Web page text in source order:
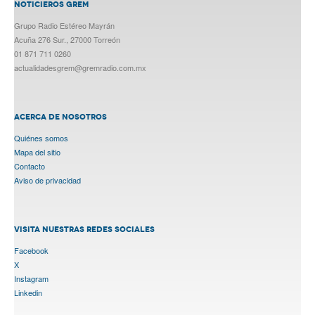
NOTICIEROS GREM
Grupo Radio Estéreo Mayrán
Acuña 276 Sur., 27000 Torreón
01 871 711 0260
actualidadesgrem@gremradio.com.mx
ACERCA DE NOSOTROS
Quiénes somos
Mapa del sitio
Contacto
Aviso de privacidad
VISITA NUESTRAS REDES SOCIALES
Facebook
X
Instagram
Linkedin